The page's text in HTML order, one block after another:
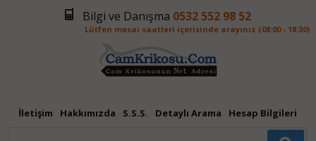
Bilgi ve Danışma 0532 552 98 52
Lütfen mesai saatleri içerisinde arayınız (08:00 - 18:30)
İletişim Hakkımızda S.S.S. Detaylı Arama Hesap Bilgileri